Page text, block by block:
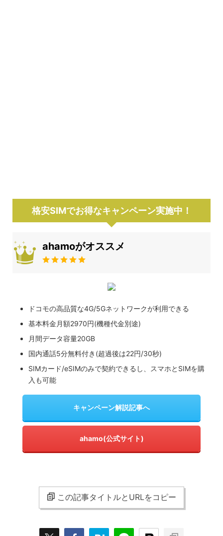
格安SIMでお得なキャンペーン実施中！
ahamoがオススメ
ドコモの高品質な4G/5Gネットワークが利用できる
基本料金月額2970円(機種代金別途)
月間データ容量20GB
国内通話5分無料付き(超過後は22円/30秒)
SIMカード/eSIMのみで契約できるし、スマホとSIMを購
入も可能
キャンペーン解説記事へ
ahamo(公式サイト)
この記事タイトルとURLをコピー